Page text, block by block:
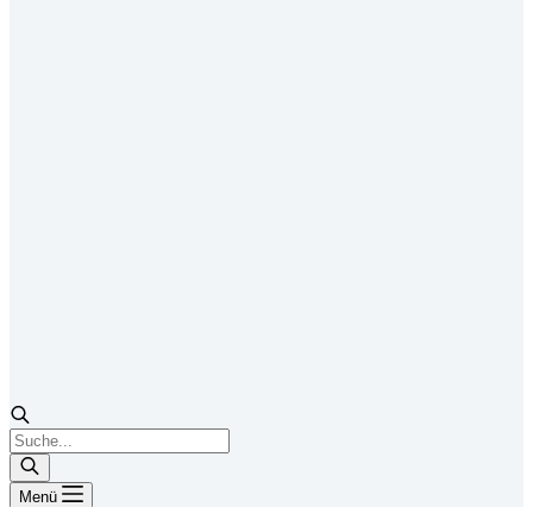
Products
search
Menü